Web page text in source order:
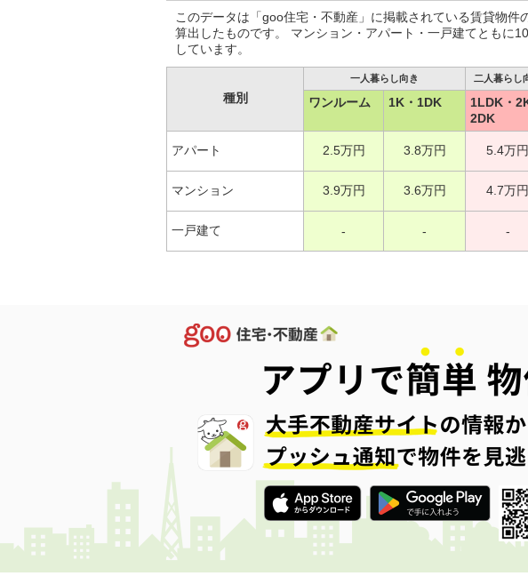
このデータは「goo住宅・不動産」に掲載されている賃貸物
算出したものです。 マンション・アパート・一戸建てともに
しています。
種別
一人暮らし向き 二人暮らし
ワンルーム 1K・1DK
1LDK・
2DK
アパート 2.5万円 3.8万円 5.4万円
マンション 3.9万円 3.6万円 4.7万円
一戸建て - - -